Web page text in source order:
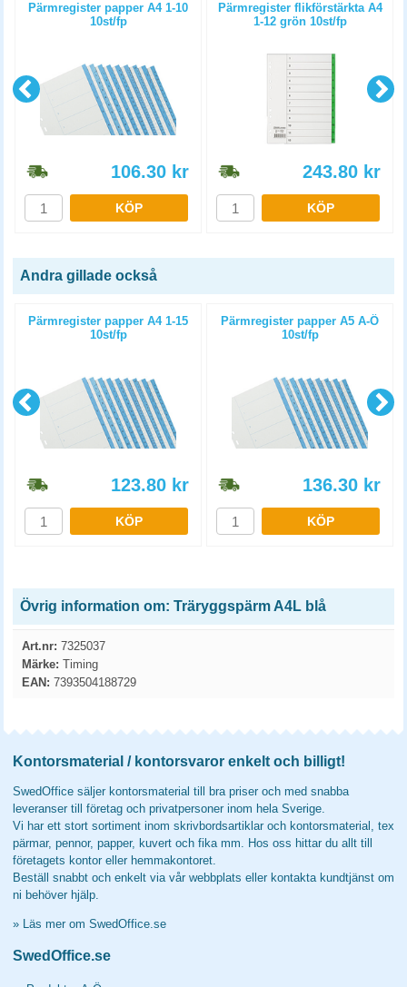
Pärmregister papper A4 1-10
10st/fp
106.30 kr
KÖP
Pärmregister flikförstärkta A4
1-12 grön 10st/fp
243.80 kr
KÖP
Andra gillade också
Pärmregister papper A4 1-15
10st/fp
123.80 kr
KÖP
Pärmregister papper A5 A-Ö
10st/fp
136.30 kr
KÖP
Övrig information om: Träryggspärm A4L blå
Art.nr: 7325037
Märke: Timing
EAN: 7393504188729
Kontorsmaterial / kontorsvaror enkelt och billigt!
SwedOffice säljer kontorsmaterial till bra priser och med snabba
leveranser till företag och privatpersoner inom hela Sverige.
Vi har ett stort sortiment inom skrivbordsartiklar och kontorsmaterial, tex
pärmar, pennor, papper, kuvert och fika mm. Hos oss hittar du allt till
företagets kontor eller hemmakontoret.
Beställ snabbt och enkelt via vår webbplats eller kontakta kundtjänst om
ni behöver hjälp.
» Läs mer om SwedOffice.se
SwedOffice.se